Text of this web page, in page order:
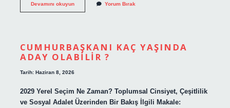
Devamını okuyunEn
kaliteli
Yorum Bırak
CUMHURBAŞKANI KAÇ YAŞINDA
ADAY OLABILIR ?
Tarih: Haziran 8, 2026
2029 Yerel Seçim Ne Zaman? Toplumsal Cinsiyet, Çeşitlilik
ve Sosyal Adalet Üzerinden Bir Bakış İlgili Makale: